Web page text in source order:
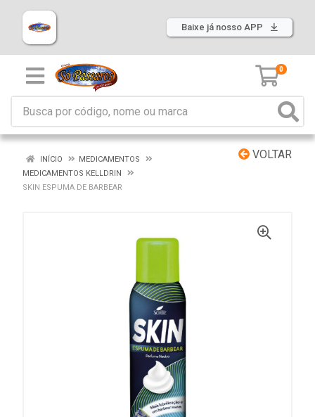
Baixe já nosso APP
0
VOLTAR
INÍCIO
MEDICAMENTOS
MEDICAMENTOS KELLDRIN
SKIN ESPUMA DE BARBEAR